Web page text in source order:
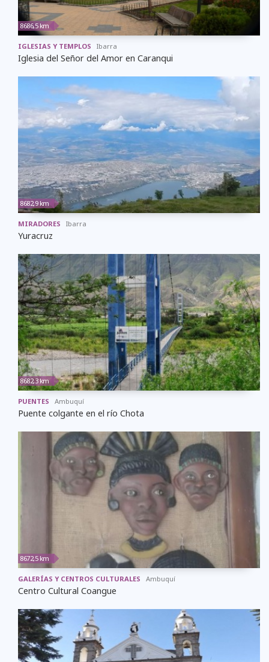
8686,5 km
IGLESIAS Y TEMPLOS Ibarra
Iglesia del Señor del Amor en Caranqui
8682,9 km
MIRADORES Ibarra
Yuracruz
8682,3 km
PUENTES Ambuquí
Puente colgante en el río Chota
8672,5 km
GALERÍAS Y CENTROS CULTURALES Ambuquí
Centro Cultural Coangue